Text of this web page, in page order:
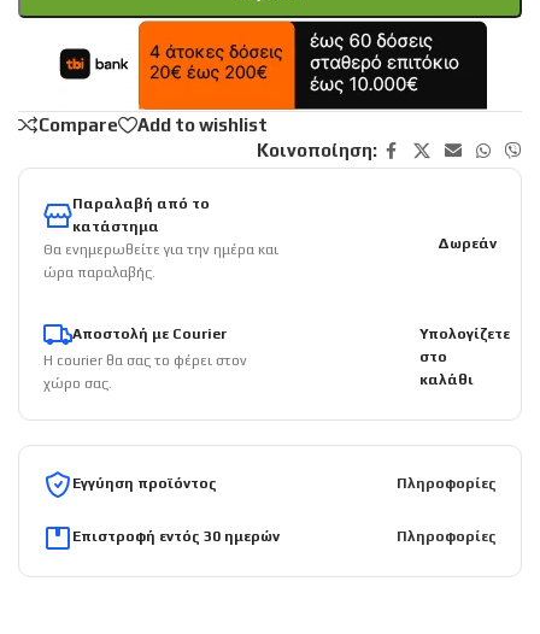
Compare
Add to wishlist
Κοινοποίηση:
Παραλαβή από το
κατάστημα
Θα ενημερωθείτε για την ημέρα και
ώρα παραλαβής.
Δωρεάν
Αποστολή με Courier
Η courier θα σας το φέρει στον
χώρο σας.
Υπολογίζετε
στο
καλάθι
Εγγύηση προϊόντος Πληροφορίες
Επιστροφή εντός 30 ημερών Πληροφορίες